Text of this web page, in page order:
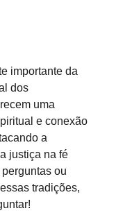
importante da
dos
uma
e conexão
a
justiça na fé
ou
tradições,